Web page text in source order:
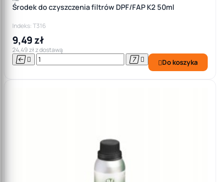
Środek do czyszczenia filtrów DPF/FAP K2 50ml
Indeks: T316
9,49 zł
24,49 zł z dostawą
    Do koszyka